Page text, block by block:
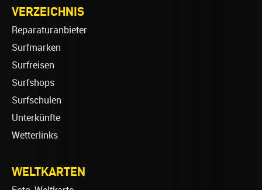
VERZEICHNIS
Reparaturanbieter
Surfmarken
Surfreisen
Surfshops
Surfschulen
Unterkünfte
Wetterlinks
WELTKARTEN